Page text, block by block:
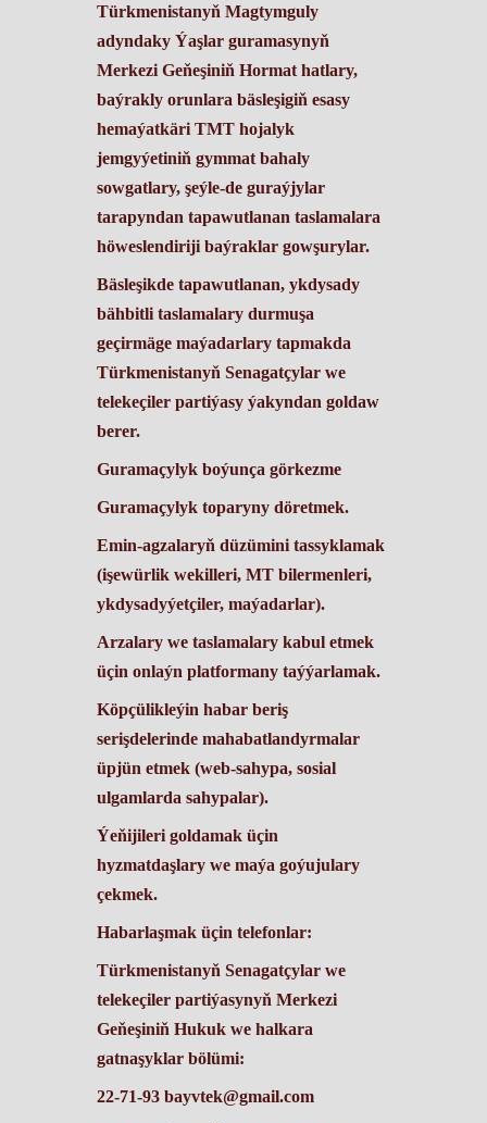
Türkmenistanyň Magtymguly
adyndaky Ýaşlar guramasynyň
Merkezi Geňeşiniň Hormat hatlary,
baýrakly orunlara bäsleşigiň esasy
hemaýatkäri TMT hojalyk
jemgyýetiniň gymmat bahaly
sowgatlary, şeýle-de guraýjylar
tarapyndan tapawutlanan taslamalara
höweslendiriji baýraklar gowşurylar.
Bäsleşikde tapawutlanan, ykdysady
bähbitli taslamalary durmuşa
geçirmäge maýadarlary tapmakda
Türkmenistanyň Senagatçylar we
telekeçiler partiýasy ýakyndan goldaw
berer.
Guramaçylyk boýunça görkezme
Guramaçylyk toparyny döretmek.
Emin-agzalaryň düzümini tassyklamak
(işewürlik wekilleri, MT bilermenleri,
ykdysadyýetçiler, maýadarlar).
Arzalary we taslamalary kabul etmek
üçin onlaýn platformany taýýarlamak.
Köpçülikleýin habar beriş
serişdelerinde mahabatlandyrmalar
üpjün etmek (web-sahypa, sosial
ulgamlarda sahypalar).
Ýeňijileri goldamak üçin
hyzmatdaşlary we maýa goýujulary
çekmek.
Habarlaşmak üçin telefonlar:
Türkmenistanyň Senagatçylar we
telekeçiler partiýasynyň Merkezi
Geňeşiniň Hukuk we halkara
gatnaşyklar bölümi:
22-71-93 bayvtek@gmail.com